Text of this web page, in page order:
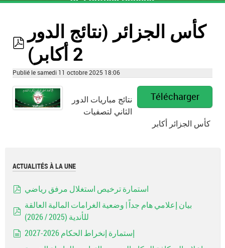
pdf
كأس الجزائر (نتائج الدور
2 أكابر)
Publié le samedi 11 octobre 2025 18:06
Télécharger
نتائج مباريات الدور
الثاني لتصفيات
ACTUALITÉS À LA UNE
استمارة ترخيص استغلال مرفق رياضي
pdf
بيان إعلامي هام جداً | وضعية الغرامات المالية العالقة
للأندية (2025 / 2026)
إستمارة إنخراط الحكام 2026-2027